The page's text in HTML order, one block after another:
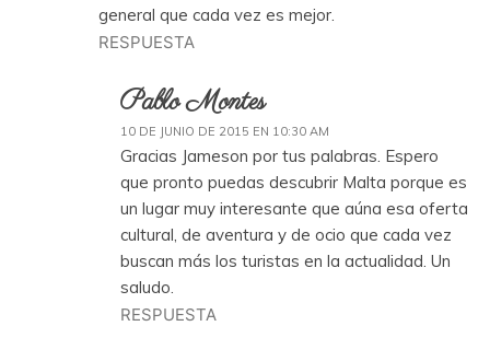
general que cada vez es mejor.
RESPUESTA
Pablo Montes
10 DE JUNIO DE 2015 EN 10:30 AM
Gracias Jameson por tus palabras. Espero
que pronto puedas descubrir Malta porque es
un lugar muy interesante que aúna esa oferta
cultural, de aventura y de ocio que cada vez
buscan más los turistas en la actualidad. Un
saludo.
RESPUESTA